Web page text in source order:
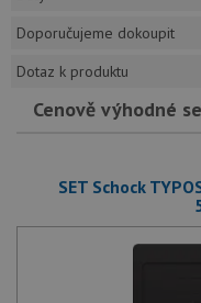
Doporučujeme dokoupit
Dotaz k produktu
Cenově výhodné
SET Schock